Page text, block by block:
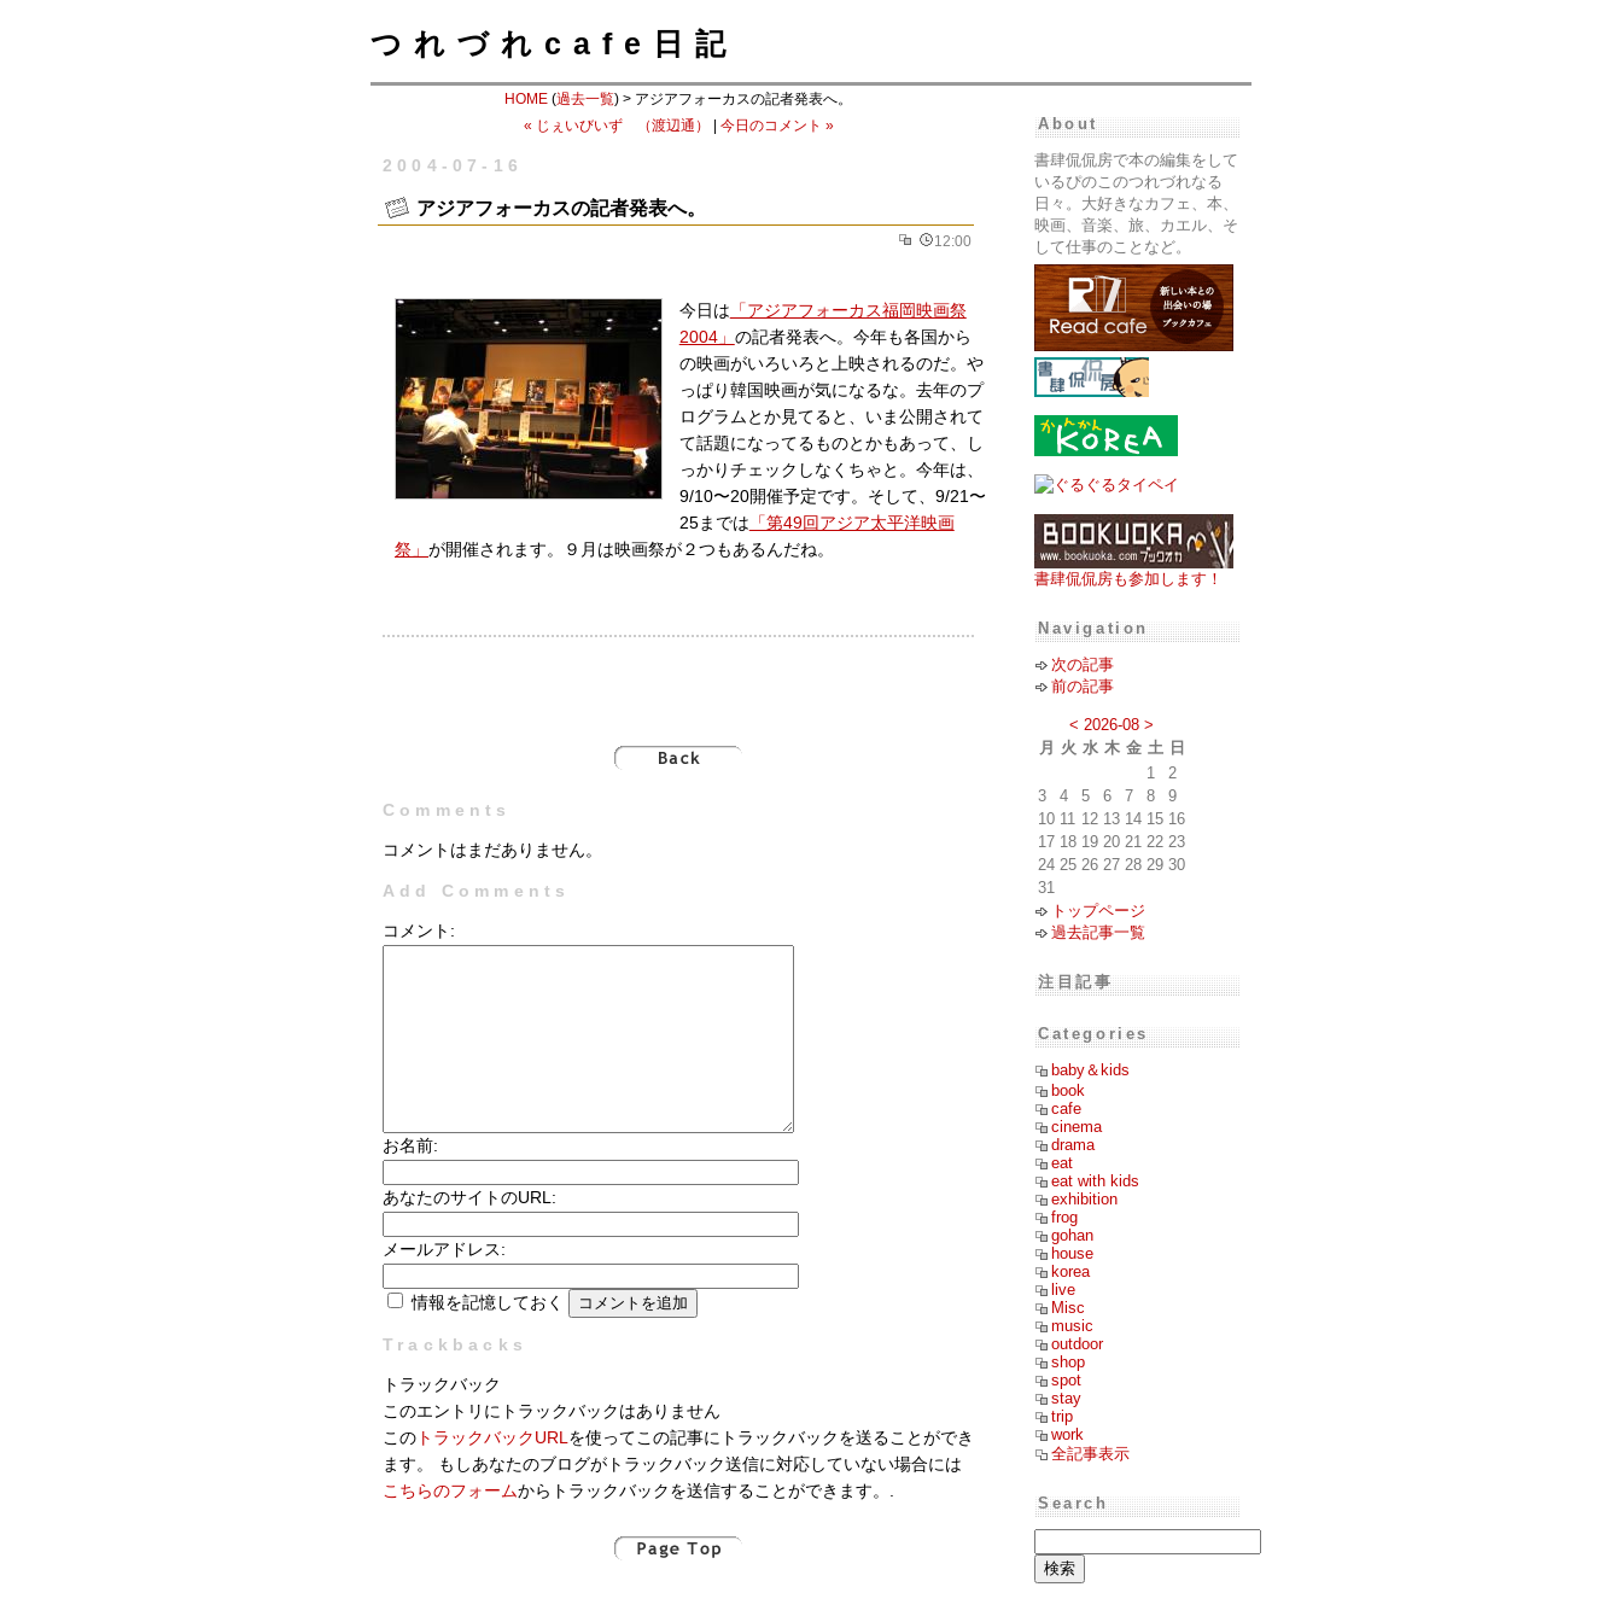
つれづれcafe日記
HOME (過去一覧) > アジアフォーカスの記者発表へ。
« じぇいびいず （渡辺通）
今日のコメント »
2004-07-16
アジアフォーカスの記者発表へ。
12:00
今日は 「アジアフォーカス福岡映画祭
2004」 の記者発表へ。今年も各国から
の映画がいろいろと上映されるのだ。や
っぱり韓国映画が気になるな。去年のプ
ログラムとか見てると、いま公開されて
て話題になってるものとかもあって、し
っかりチェックしなくちゃと。今年は、
9/10〜20開催予定です。そして、9/21〜
25までは 「第49回アジア太平洋映画
祭」 が開催されます。９月は映画祭が２つもあるんだね。
Comments
コメントはまだありません。
Add Comments
コメント:
お名前:
あなたのサイトのURL:
メールアドレス:
情報を記憶しておく
Trackbacks
トラックバック
このエントリにトラックバックはありません
この トラックバックURL を使ってこの記事にトラックバックを送ることができ
ます。 もしあなたのブログがトラックバック送信に対応していない場合には
こちらのフォームからトラックバックを送信することができます。.
About
書肆侃侃房で本の編集をして
いるぴのこのつれづれなる
日々。大好きなカフェ、本、
映画、音楽、旅、カエル、そ
して仕事のことなど。
書肆侃侃房も参加します！
Navigation
次の記事
前の記事
< 2026-08 >
月
火 水 木 金 土 日
1
2
3
4 5 6 7 8
9
10 11 12 13 14 15 16
17 18 19 20 21 22 23
24 25 26 27 28 29 30
31
トップページ
過去記事一覧
注目記事
Categories
baby＆kids
book
cafe
cinema
drama
eat
eat with kids
exhibition
frog
gohan
house
korea
live
Misc
music
outdoor
shop
spot
stay
trip
work
全記事表示
Search